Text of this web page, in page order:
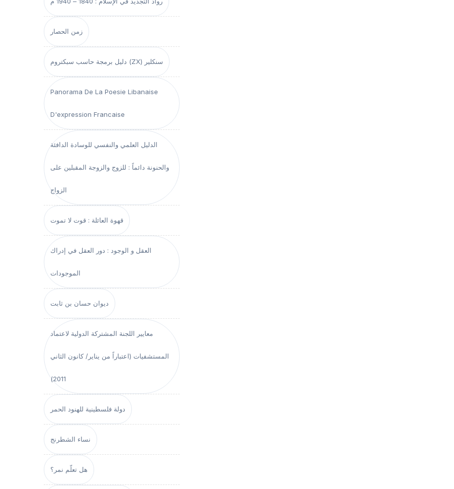
زمن الحصار
دليل برمجة حاسب سبكتروم (ZX) سنكلير
Panorama De La Poesie Libanaise
D'expression Francaise
الدليل العلمي والنفسي للوسادة الدافئة
والحنونة دائماً : للزوج والزوجة المقبلين على
الزواج
قهوة العائلة : قوت لا تموت
العقل و الوجود : دور العقل في إدراك
الموجودات
ديوان حسان بن ثابت
معايير اللجنة المشتركة الدولية لاعتماد
المستشفيات (اعتباراً من يناير/ كانون الثاني
2011)
دولة فلسطينية للهنود الحمر
نساء الشطرنج
هل تعلّم نمر؟